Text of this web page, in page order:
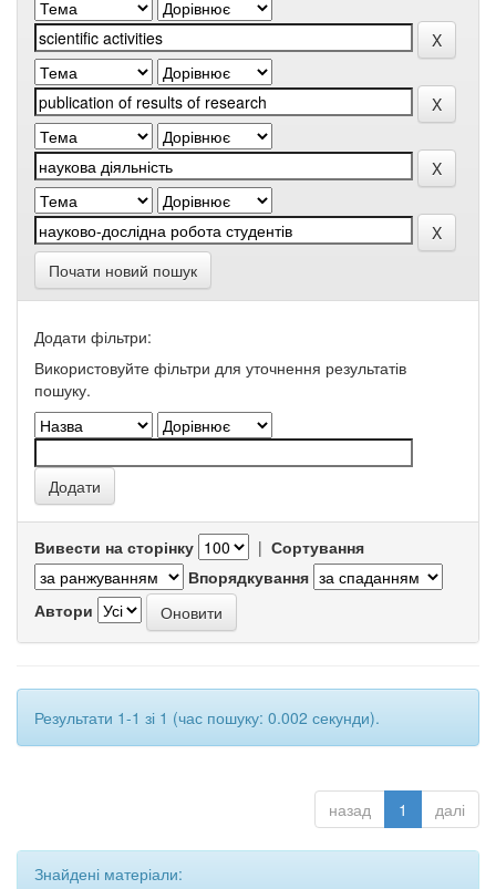
Почати новий пошук
Додати фільтри:
Використовуйте фільтри для уточнення результатів
пошуку.
Вивести на сторінку | Сортування
Впорядкування
Автори
Результати 1-1 зі 1 (час пошуку: 0.002 секунди).
назад 1 далі
Знайдені матеріали: